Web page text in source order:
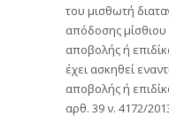
του μισθωτή
απόδοσης
αποβολής ή
έχει ασκηθεί
αποβολής ή
αρθ. 39 ν. 4172/